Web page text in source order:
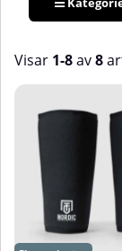
knälindor som
Visar 1-8av8
Produkter